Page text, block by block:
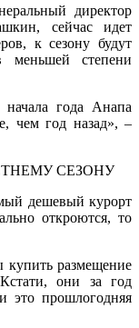
директор
сейчас идет
к сезону будут
меньшей степени
начала года Анапа
чем год назад», –
дешевый курорт
откроются, то
купить размещение
они за год
это прошлогодняя